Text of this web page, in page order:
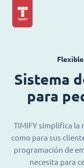
Sistema
para
TIMIFY simplifica la
como para sus
programación de
necesita para